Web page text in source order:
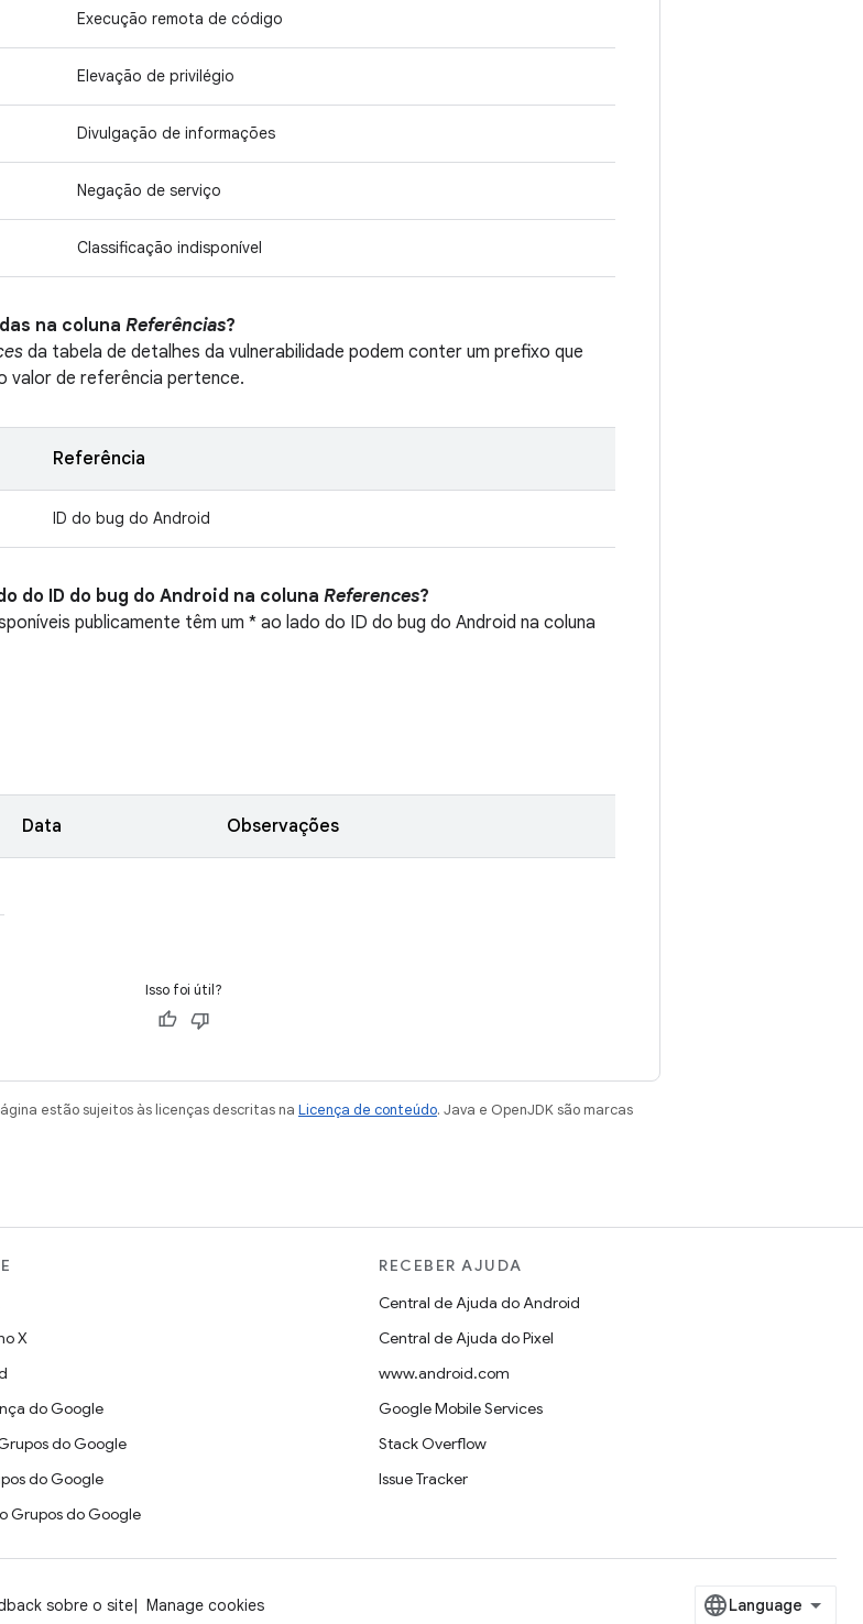
Execução remota de código
Elevação de privilégio
Divulgação de informações
Negação de serviço
Classificação indisponível
na coluna Referências?
da tabela de detalhes da vulnerabilidade podem conter um prefixo que
valor de referência pertence.
Referência
ID do bug do Android
do ID do bug do Android na coluna References?
publicamente têm um * ao lado do ID do bug do Android na coluna
Data Observações
Isso foi útil?
estão sujeitos às licenças descritas na Licença de conteúdo. Java e OpenJDK são marcas
X
do Google
do Google
do Google
Grupos do Google
RECEBER AJUDA
Central de Ajuda do Android
Central de Ajuda do Pixel
www.android.com
Google Mobile Services
Stack Overflow
Issue Tracker
sobre o site Manage cookies